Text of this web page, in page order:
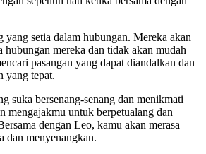
yang setia dalam hubungan. Mereka akan
hubungan mereka dan tidak akan mudah
pasangan yang dapat diandalkan dan
yang tepat.
suka bersenang-senang dan menikmati
mengajakmu untuk berpetualang dan
dengan Leo, kamu akan merasa
dan menyenangkan.